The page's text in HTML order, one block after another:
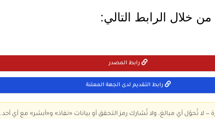
خلال الرابط التالي:
رابط المصدر
رابط التقديم لدى الجهة المعلنة
— لا تُحوّل أي مبالغ، ولا تُشارك رمز التحقق أو بيانات «نفاذ» و«أبشر» مع أي أحد.